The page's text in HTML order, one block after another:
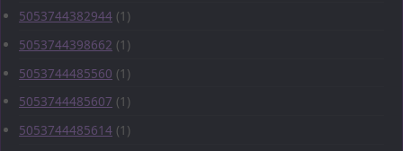
5053744382944 (1)
5053744398662 (1)
5053744485560 (1)
5053744485607 (1)
5053744485614 (1)